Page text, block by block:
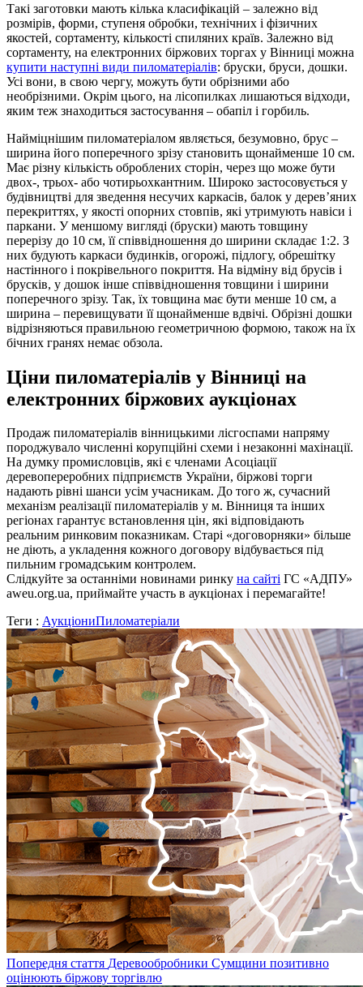
Такі заготовки мають кілька класифікацій – залежно від
розмірів, форми, ступеня обробки, технічних і фізичних
якостей, сортаменту, кількості спиляних країв. Залежно від
сортаменту, на електронних біржових торгах у Вінниці можна
купити наступні види пиломатеріалів: бруски, бруси, дошки.
Усі вони, в свою чергу, можуть бути обрізними або
необрізними. Окрім цього, на лісопилках лишаються відходи,
яким теж знаходиться застосування – обапіл і горбиль.
Найміцнішим пиломатеріалом являється, безумовно, брус –
ширина його поперечного зрізу становить щонайменше 10 см.
Має різну кількість оброблених сторін, через що може бути
двох-, трьох- або чотирьохкантним. Широко застосовується у
будівництві для зведення несучих каркасів, балок у дерев’яних
перекриттях, у якості опорних стовпів, які утримують навіси і
паркани. У меншому вигляді (бруски) мають товщину
перерізу до 10 см, її співвідношення до ширини складає 1:2. З
них будують каркаси будинків, огорожі, підлогу, обрешітку
настінного і покрівельного покриття. На відміну від брусів і
брусків, у дошок інше співвідношення товщини і ширини
поперечного зрізу. Так, їх товщина має бути менше 10 см, а
ширина – перевищувати її щонайменше вдвічі. Обрізні дошки
відрізняються правильною геометричною формою, також на їх
бічних гранях немає обзола.
Ціни пиломатеріалів у Вінниці на
електронних біржових аукціонах
Продаж пиломатеріалів вінницькими лісгоспами напряму
породжувало численні корупційні схеми і незаконні махінації.
На думку промисловців, які є членами Асоціації
деревопереробних підприємств України, біржові торги
надають рівні шанси усім учасникам. До того ж, сучасний
механізм реалізації пиломатеріалів у м. Вінниця та інших
регіонах гарантує встановлення цін, які відповідають
реальним ринковим показникам. Старі «договорняки» більше
не діють, а укладення кожного договору відбувається під
пильним громадським контролем.
Слідкуйте за останніми новинами ринку на сайті ГС «АДПУ»
aweu.org.ua, приймайте участь в аукціонах і перемагайте!
Теги : АукціониПиломатеріали
Попередня стаття Деревообробники Сумщини позитивно
оцінюють біржову торгівлю